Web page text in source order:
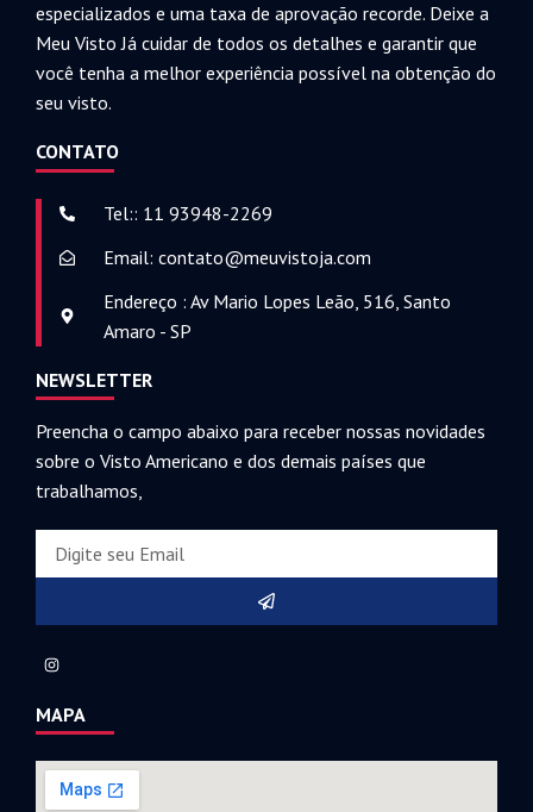
especializados e uma taxa de aprovação recorde. Deixe a
Meu Visto Já cuidar de todos os detalhes e garantir que
você tenha a melhor experiência possível na obtenção do
seu visto.
CONTATO
Tel:: 11 93948-2269
Email: contato@meuvistoja.com
Endereço : Av Mario Lopes Leão, 516, Santo
Amaro - SP
NEWSLETTER
Preencha o campo abaixo para receber nossas novidades
sobre o Visto Americano e dos demais países que
trabalhamos,
MAPA